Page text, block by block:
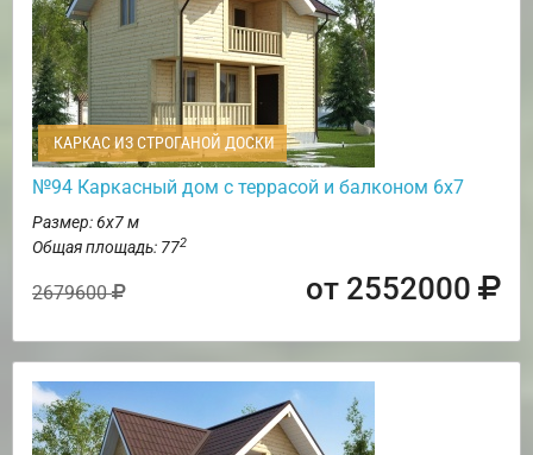
КАРКАС ИЗ СТРОГАНОЙ ДОСКИ
№94 Каркасный дом с террасой и балконом 6х7
Размер: 6х7 м
Общая площадь: 772
2679600 от 2552000